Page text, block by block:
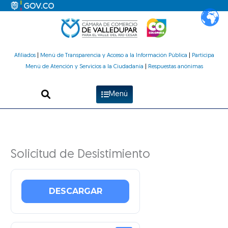
Afiliados| Menú de Transparencia y Acceso a la Información Pública
Participa
Menú de Atención y Servicios a la Ciudadanía
Respuestas anónimas
Menú
Solicitud de Desistimiento
DESCARGAR